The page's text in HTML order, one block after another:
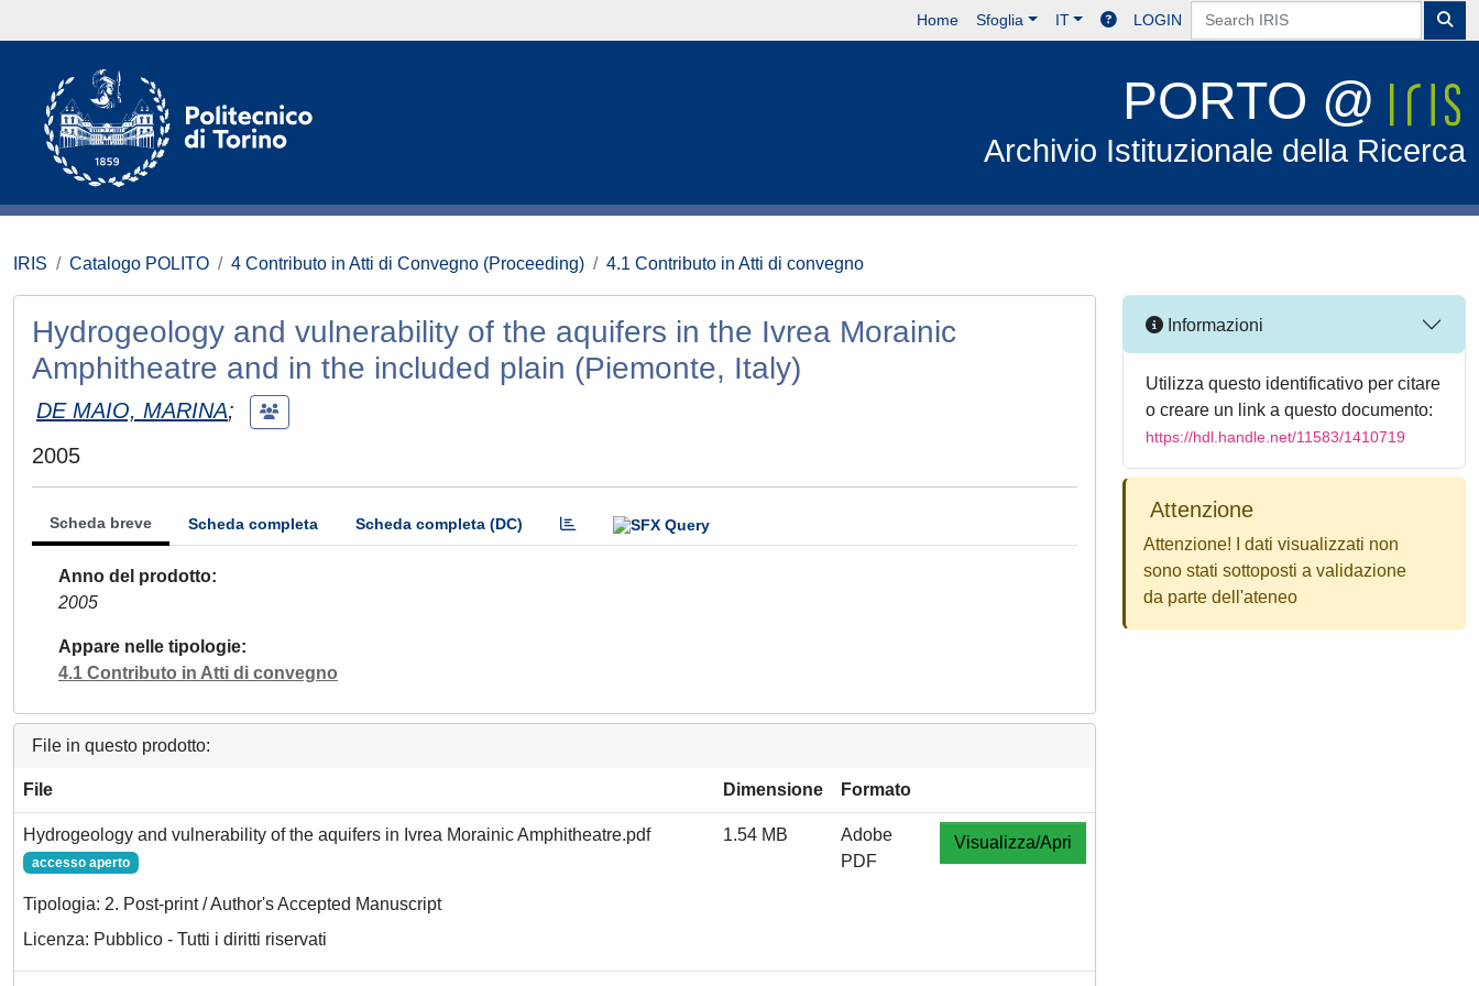
Home Sfoglia IT LOGIN
PORTO @
Archivio Istituzionale della Ricerca
IRIS Catalogo POLITO 4 Contributo in Atti di Convegno (Proceeding) 4.1 Contributo in Atti di convegno
Hydrogeology and vulnerability of the aquifers in the Ivrea Morainic
Amphitheatre and in the included plain (Piemonte, Italy)
DE MAIO, MARINA;
2005
Scheda breve Scheda completa Scheda completa (DC)
Anno del prodotto
2005
Appare nelle tipologie
4.1 Contributo in Atti di convegno
File in questo prodotto:
File Dimensione Formato
Hydrogeology and vulnerability of the aquifers in Ivrea Morainic Amphitheatre.pdf
accesso aperto
Tipologia: 2. Post-print / Author's Accepted Manuscript
Licenza: Pubblico - Tutti i diritti riservati
1.54 MB
Adobe
PDF
Visualizza/Apri
Informazioni
Utilizza questo identificativo per citare
o creare un link a questo documento:
https://hdl.handle.net/11583/1410719
Attenzione
Attenzione! I dati visualizzati non
sono stati sottoposti a validazione
da parte dell'ateneo